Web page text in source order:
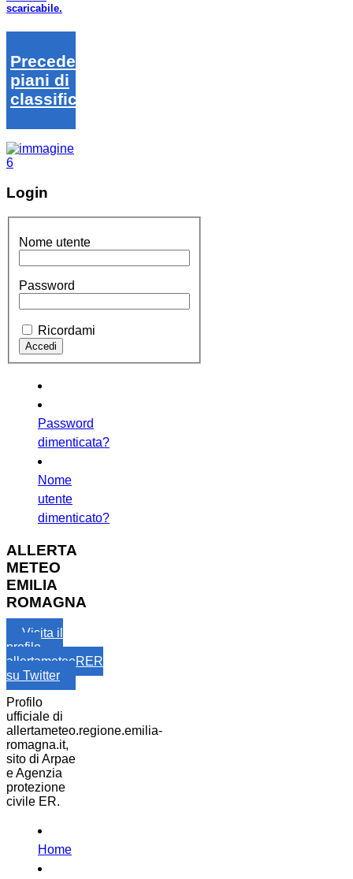
scaricabile.
Precedenti
piani di
classifica
Login
Nome utente
Password
Ricordami
Password
dimenticata?
Nome
utente
dimenticato?
ALLERTA
METEO
EMILIA
ROMAGNA
Visita il
profilo
allertameteoRER
su Twitter
Profilo
ufficiale di
allertameteo.regione.emilia-
romagna.it,
sito di Arpae
e Agenzia
protezione
civile ER.
Home